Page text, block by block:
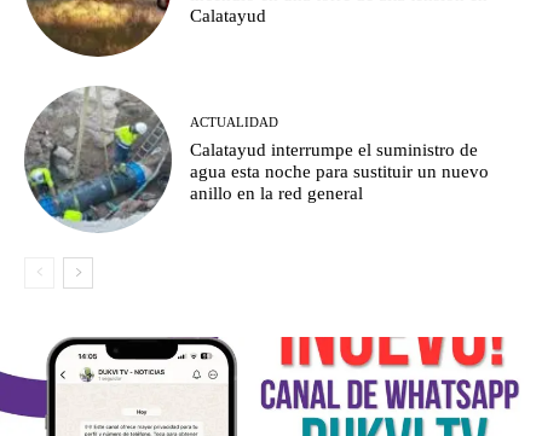
Calatayud
ACTUALIDAD
Calatayud interrumpe el suministro de
agua esta noche para sustituir un nuevo
anillo en la red general